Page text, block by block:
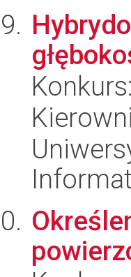
Konkurs: